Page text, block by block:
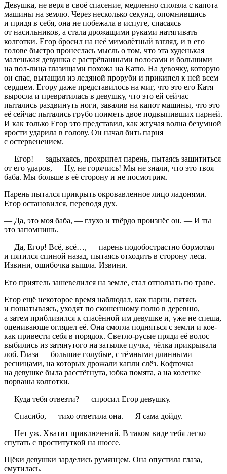
Девушка, не веря в своё спасение, медленно сползла с капота
машины на землю. Через несколько секунд, опомнившись
и придя в себя, она не побежала в испуге, спасаясь
от насильников, а стала дрожащими руками натягивать
колготки. Егор бросил на неё мимолётный взгляд, и в его
голове быстро пронеслась мысль о том, что эта худенькая
маленькая девушка с растрёпанными волосами и большими
на пол-лица глазищами похожа на Катю. На девочку, которую
он спас, вытащил из ледяной проруби и прикипел к ней всем
сердцем. Егору даже представилось на миг, что это его Катя
выросла и превратилась в девушку, что это ей сейчас
пытались раздвинуть ноги, завалив на капот машины, что это
её сейчас пытались грубо поиметь двое подвыпивших парней.
И как только Егор это представил, как жгучая волна безумной
ярости ударила в голову. Он начал бить парня
с остервенением.
— Егор! — задыхаясь, прохрипел парень, пытаясь защититься
от его ударов, — Ну, не горячись! Мы не знали, что это твоя
баба. Мы больше в её сторону и не посмотрим.
Парень пытался прикрыть окровавленное лицо ладонями.
Егор остановился, переводя дух.
— Да, это моя баба, — глухо и твёрдо произнёс он. — И ты
это запомнишь.
— Да, Егор! Всё, всё…, — парень подобострастно бормотал
и пятился спиной назад, пытаясь отходить в сторону леса. —
Извини, ошибочка вышла. Извини.
Его приятель зашевелился на земле, стал отползать по траве.
Егор ещё некоторое время наблюдал, как парни, пятясь
и пошатываясь, уходят по скошенному полю в деревню,
а затем приблизился к спасённой им девушке и, уже не спеша,
оценивающе оглядел её. Она смогла подняться с земли и кое-
как привести себя в порядок. Светло-русые пряди её волос
выбились из затянутого на затылке пучка, чёлка прикрывала
лоб. Глаза — большие голубые, с тёмными длинными
ресницами, на которых дрожали капли слёз. Кофточка
на девушке была расстёгнута, юбка помята, а на коленке
порваны колготки.
— Куда тебя отвезти? — спросил Егор девушку.
— Спасибо, — тихо ответила она. — Я сама дойду.
— Нет уж. Хватит приключений. В таком виде тебя легко
спутать с проституткой на шоссе.
Щёки девушки зарделись румянцем. Она опустила глаза,
смутилась.